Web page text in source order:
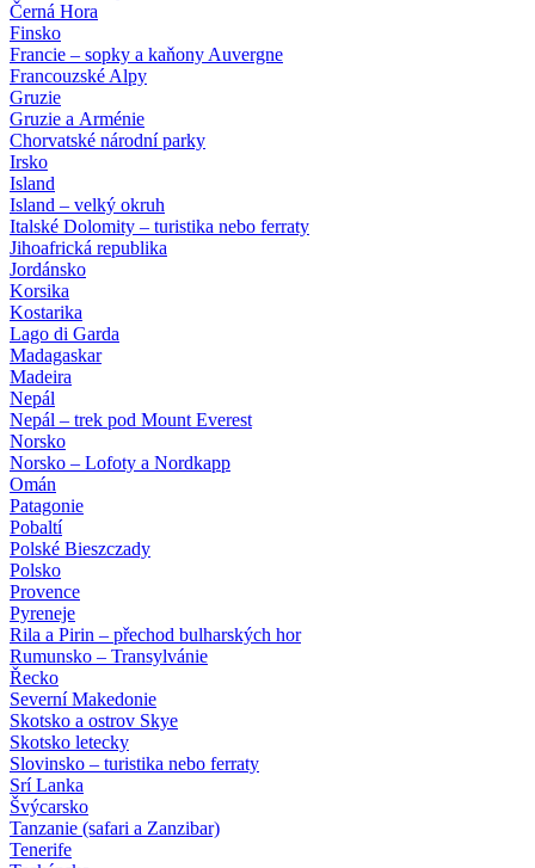
Černá Hora
Finsko
Francie – sopky a kaňony Auvergne
Francouzské Alpy
Gruzie
Gruzie a Arménie
Chorvatské národní parky
Irsko
Island
Island – velký okruh
Italské Dolomity – turistika nebo ferraty
Jihoafrická republika
Jordánsko
Korsika
Kostarika
Lago di Garda
Madagaskar
Madeira
Nepál
Nepál – trek pod Mount Everest
Norsko
Norsko – Lofoty a Nordkapp
Omán
Patagonie
Pobaltí
Polské Bieszczady
Polsko
Provence
Pyreneje
Rila a Pirin – přechod bulharských hor
Rumunsko – Transylvánie
Řecko
Severní Makedonie
Skotsko a ostrov Skye
Skotsko letecky
Slovinsko – turistika nebo ferraty
Srí Lanka
Švýcarsko
Tanzanie (safari a Zanzibar)
Tenerife